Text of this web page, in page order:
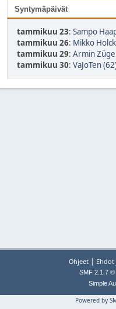
Syntymäpäivät
tammikuu 23: Sampo
tammikuu 26: Mikko
tammikuu 29: Armin
tammikuu 30: VaJoTen
Ohjeet |
SMF 2.1.7 ©
Simple
Powered by